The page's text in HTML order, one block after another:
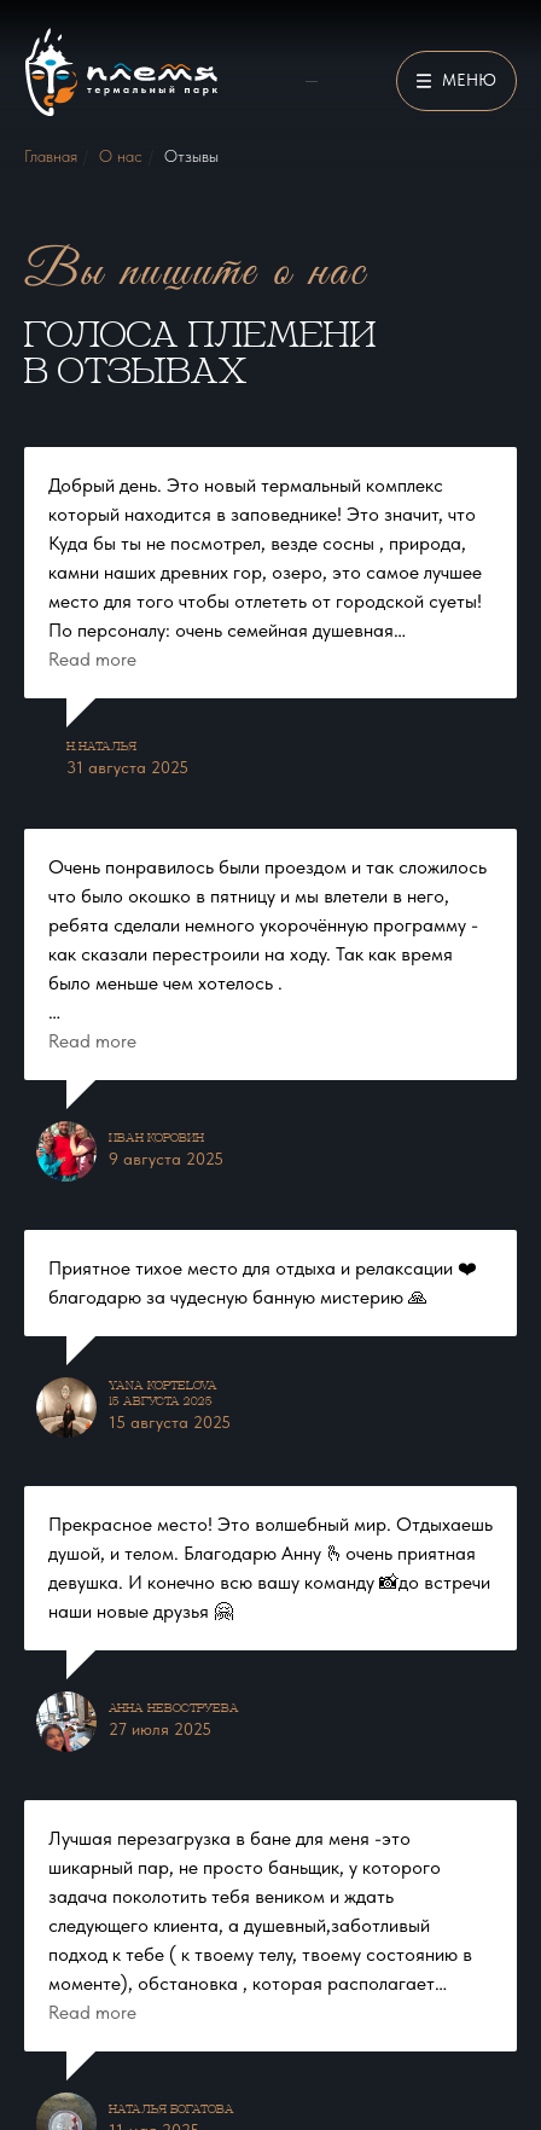
МЕНЮ
Главная О нас Отзывы
Вы пишите о нас
Голоса Племени
в отзывах
Добрый день. Это новый термальный комплекс
который находится в заповеднике! Это значит, что
Куда бы ты не посмотрел, везде сосны , природа,
камни наших древних гор, озеро, это самое лучшее
место для того чтобы отлететь от городской суеты!
По персоналу: очень семейная душевная
обстановка, абсолютно ненавязчивые, но при этом
он уже у тебя в руке, и сразу пледом закроют и
помашут, если очень жарко и погреют если замёрз!
пожелать личной удачи и такой же заботы и отдачи
от людей! Вы становитесь очень родными за эти
несколько часов пребывания у вас.
Read more
Н.Наталья​
31 августа 2025
Очень понравилось были проездом и так сложилось
что было окошко в пятницу и мы влетели в него,
ребята сделали немного укорочённую программу -
как сказали перестроили на ходу. Так как время
было меньше чем хотелось .
В общем я и ребята отдохнули кайфанули и захотели
раз…
Эдуарду респект особенно понравились его сказки
в бане, приедем ещё, советую
Read more
Иван Коровин
9 августа 2025
Приятное тихое место для отдыха и релаксации ❤️
благодарю за чудесную банную мистерию 🙏
Yana Koptelova
15 августа 2025
15 августа 2025
Прекрасное место! Это волшебный мир. Отдыхаешь
душой, и телом. Благодарю Анну 🫰очень приятная
девушка. И конечно всю вашу команду 📸до встречи
наши новые друзья 🤗
Анна Невоструева​
27 июля 2025
Лучшая перезагрузка в бане для меня -это
шикарный пар, не просто баньщик, у которого
задача поколотить тебя веником и ждать
следующего клиента, а душевный,заботливый
подход к тебе ( к твоему телу, твоему состоянию в
моменте), обстановка , которая располагает
погрузиться в атмосферу полного расслабления, а
дома, хлопот домашних, рабочих моментов …. Вчера
я побывала в таком месте и это банный комплекс
Read more
Наталья Богатова​